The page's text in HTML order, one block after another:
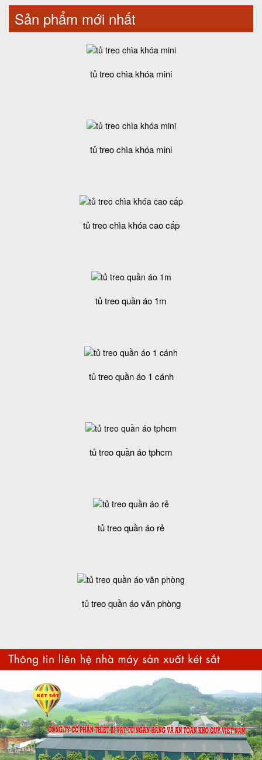
Sản phẩm mới nhất
tủ treo chìa khóa mini
tủ treo chìa khóa mini
tủ treo chìa khóa cao cấp
tủ treo quần áo 1m
tủ treo quần áo 1 cánh
tủ treo quần áo tphcm
tủ treo quần áo rẻ
tủ treo quần áo văn phòng